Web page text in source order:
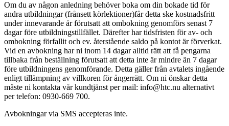
Om du av någon anledning behöver boka om din bokade tid för
andra utbildningar (frånsett körlektioner)får detta ske kostnadsfritt
under innevarande år förutsatt att ombokning genomförs senast 7
dagar före utbildningstillfället. Därefter har tidsfristen för av- och
ombokning förfallit och ev. återstående saldo på kontot är förverkat.
Vid en avbokning har ni inom 14 dagar alltid rätt att få pengarna
tillbaka från beställning förutsatt att detta inte är mindre än 7 dagar
före utbildningens genomförande. Detta gäller från avtalets ingående
enligt tillämpning av villkoren för ångerrätt. Om ni önskar detta
måste ni kontakta vår kundtjänst per mail: info@htc.nu alternativt
per telefon: 0930-669 700.
Avbokningar via SMS accepteras inte.